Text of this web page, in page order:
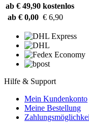
ab € 49,90 kostenlos
ab € 0,00 € 6,90
Hilfe & Support
Mein Kundenkonto
Meine Bestellung